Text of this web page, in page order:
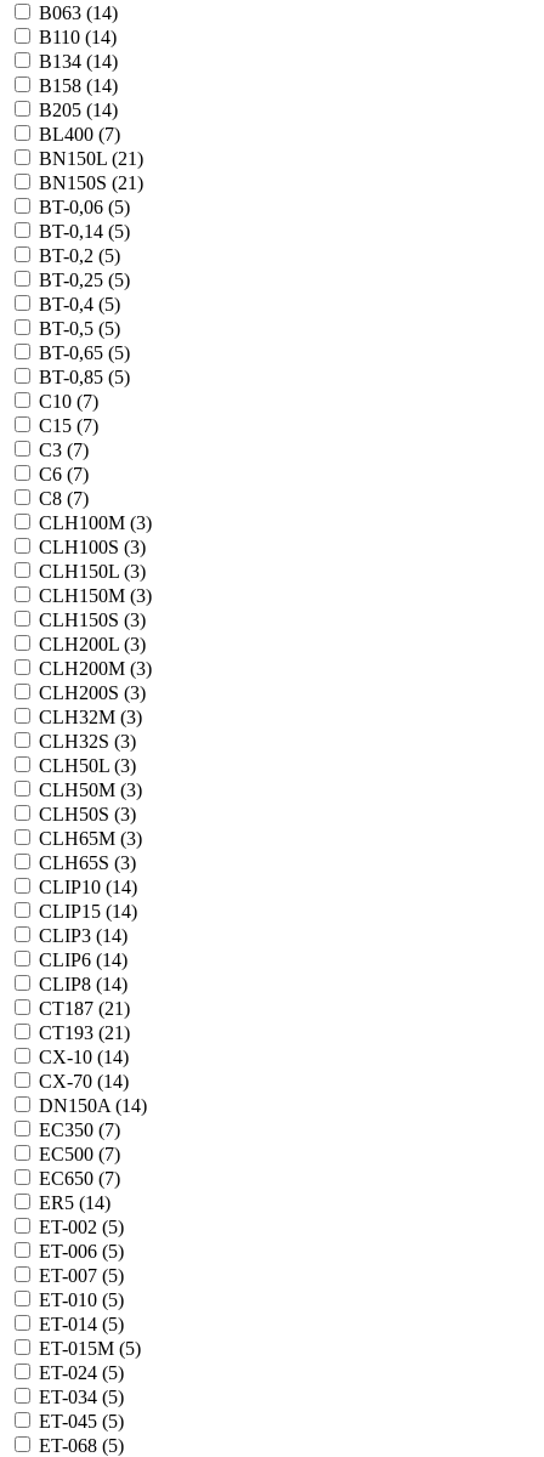
B063 (14)
B110 (14)
B134 (14)
B158 (14)
B205 (14)
BL400 (7)
BN150L (21)
BN150S (21)
BT-0,06 (5)
BT-0,14 (5)
BT-0,2 (5)
BT-0,25 (5)
BT-0,4 (5)
BT-0,5 (5)
BT-0,65 (5)
BT-0,85 (5)
C10 (7)
C15 (7)
C3 (7)
C6 (7)
C8 (7)
CLH100M (3)
CLH100S (3)
CLH150L (3)
CLH150M (3)
CLH150S (3)
CLH200L (3)
CLH200M (3)
CLH200S (3)
CLH32M (3)
CLH32S (3)
CLH50L (3)
CLH50M (3)
CLH50S (3)
CLH65M (3)
CLH65S (3)
CLIP10 (14)
CLIP15 (14)
CLIP3 (14)
CLIP6 (14)
CLIP8 (14)
CT187 (21)
CT193 (21)
CX-10 (14)
CX-70 (14)
DN150A (14)
EC350 (7)
EC500 (7)
EC650 (7)
ER5 (14)
ET-002 (5)
ET-006 (5)
ET-007 (5)
ET-010 (5)
ET-014 (5)
ET-015M (5)
ET-024 (5)
ET-034 (5)
ET-045 (5)
ET-068 (5)